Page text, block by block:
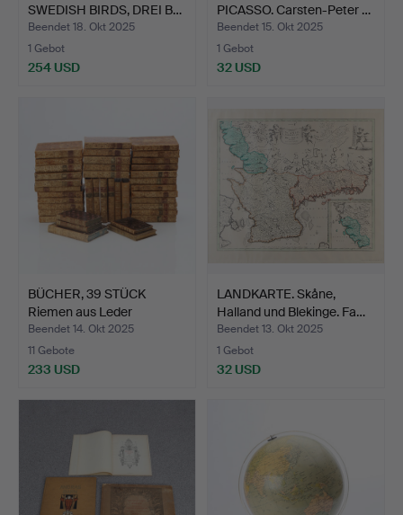
SWEDISH BIRDS, DREI B…
Beendet 18. Okt 2025
1 Gebot
254 USD
PICASSO. Carsten-Peter …
Beendet 15. Okt 2025
1 Gebot
32 USD
BÜCHER, 39 STÜCK
Riemen aus Leder
Rosseau,…
Beendet 14. Okt 2025
11 Gebote
233 USD
LANDKARTE. Skåne,
Halland und Blekinge. Fa…
Beendet 13. Okt 2025
1 Gebot
32 USD